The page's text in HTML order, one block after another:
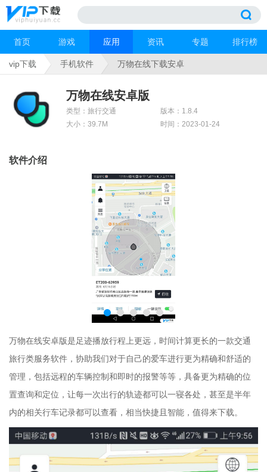
首页 游戏 应用 资讯 专题 排行榜
vip下载 手机软件 万物在线下载安卓
万物在线安卓版
类型：旅行交通
版本：1.8.4
大小：39.7M
时间：2023-01-24
软件介绍
万物在线安卓版是足迹播放行程上更远，时间计算更长的一款交通
旅行类服务软件，协助我们对于自己的爱车进行更为精确和舒适的
管理，包括远程的车辆控制和即时的报警等等，具备更为精确的位
置查询和定位，让每一次出行的轨迹都可以一寝各处，甚至是半年
内的相关行车记录都可以查看，相当快捷且智能，值得来下载。